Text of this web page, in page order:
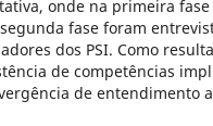
onde na primeira
fase foram
dos PSI. Como
de competências
de entendimento